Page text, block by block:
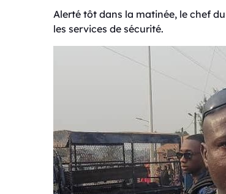
Alerté tôt dans la matinée, le chef
les services de sécurité.